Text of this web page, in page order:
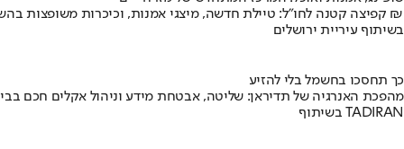
קפיצה קטנה לחו"ל: טיילת חדשה, מיצגי אמנות, וכיכרות משופצות בהשקעה של 100 מיליון ₪
בשיתוף עיריית ירושלים
כך תחסכו בחשמל בלי להזיע
מהפכת האנרגיה של תדיראן: שליטה, אבטחת מידע וניהול אקלים חכם
בשיתוף TADIRAN